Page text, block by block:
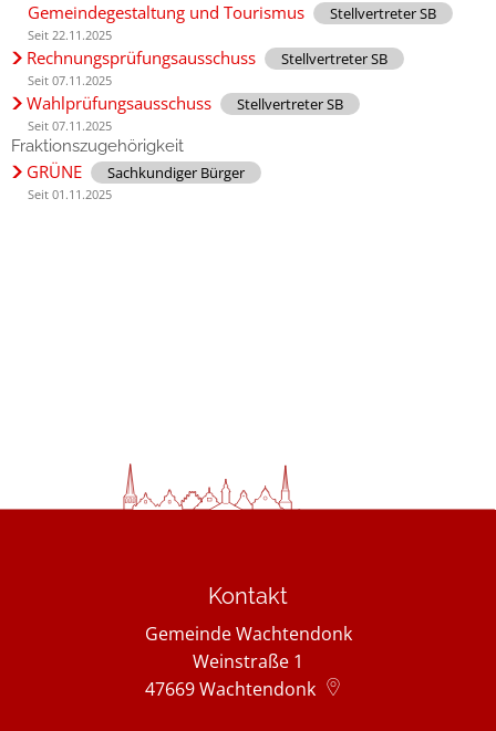
Gemeindegestaltung und Tourismus
Stellvertreter SB
Seit 22.11.2025
Rechnungsprüfungsausschuss Stellvertreter SB
Seit 07.11.2025
Wahlprüfungsausschuss Stellvertreter SB
Seit 07.11.2025
Fraktionszugehörigkeit
GRÜNE Sachkundiger Bürger
Seit 01.11.2025
Kontakt
Gemeinde Wachtendonk
Weinstraße 1
47669Wachtendonk